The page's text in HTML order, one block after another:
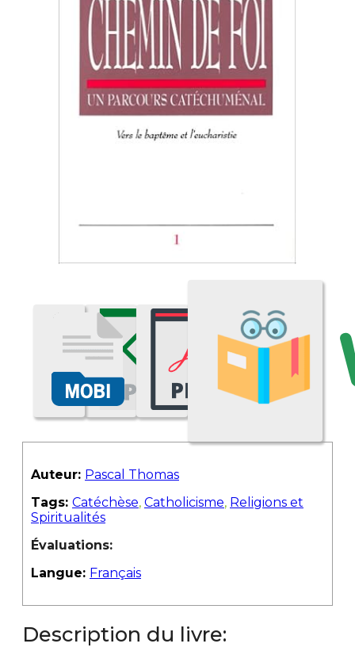
Auteur: Pascal Thomas
Tags: Catéchèse, Catholicisme, Religions et
Spiritualités
Évaluations:
Langue: Français
Description du livre: